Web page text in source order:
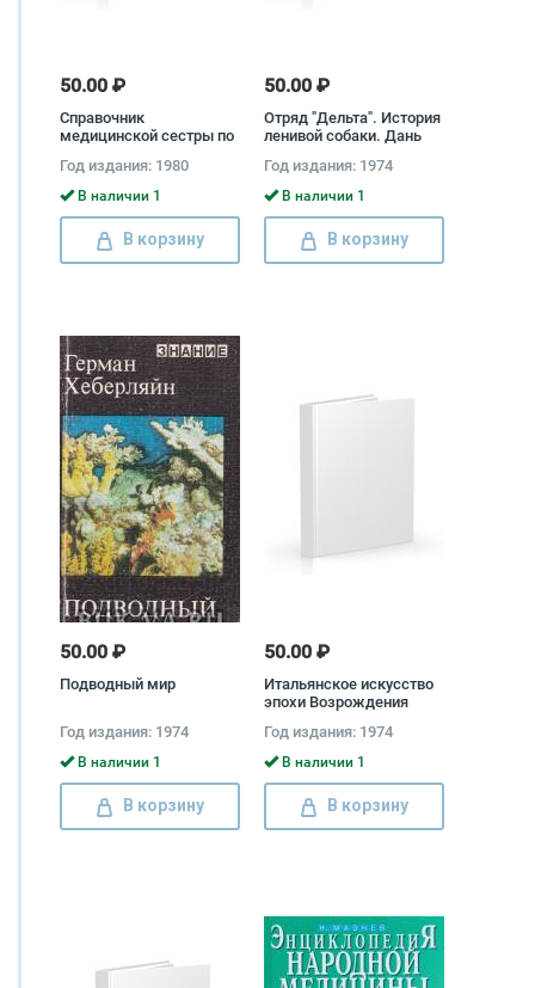
50.00 ₽
Справочник
медицинской сестры по
Год издания: 1980
В наличии 1
В корзину
50.00 ₽
Отряд "Дельта". История
ленивой собаки. Дань
Год издания: 1974
В наличии 1
В корзину
50.00 ₽
Подводный мир
Год издания: 1974
В наличии 1
В корзину
50.00 ₽
Итальянское искусство
эпохи Возрождения
Год издания: 1974
В наличии 1
В корзину